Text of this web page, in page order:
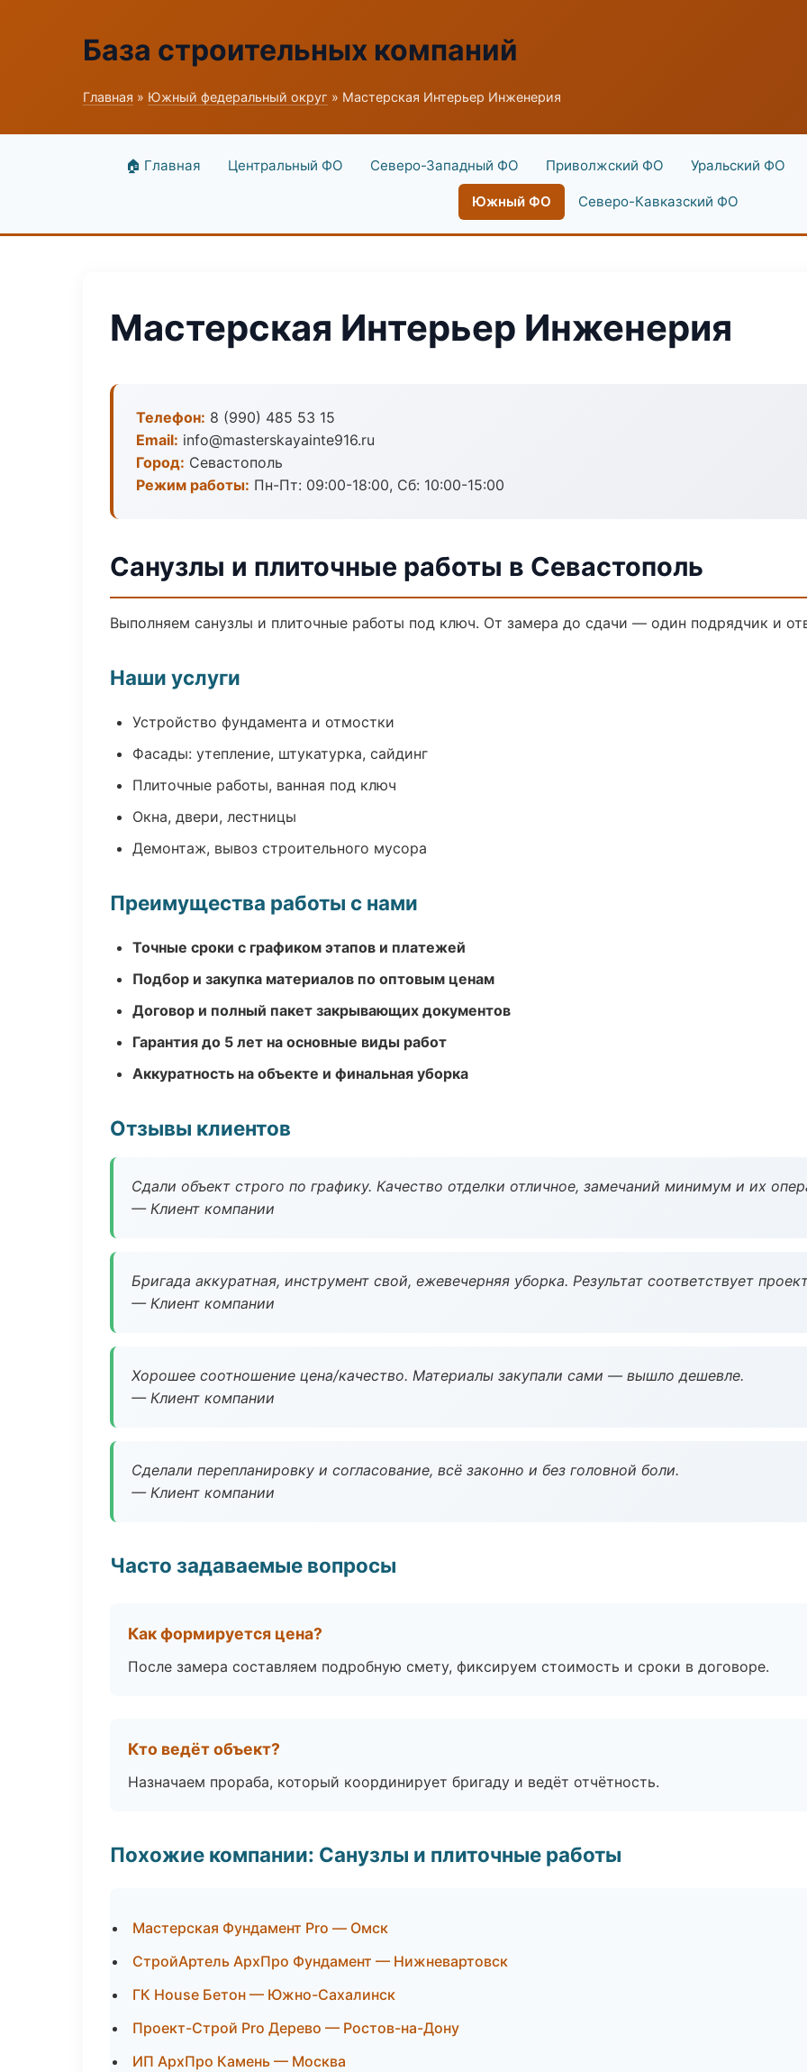
База строительных компаний
Главная » Южный федеральный округ » Мастерская Интерьер Инженерия
🏠 Главная Центральный ФО Северо-Западный ФО Приволжский ФО Уральский ФО
Южный ФО Северо-Кавказский ФО
Мастерская Интерьер Инженерия
Телефон: 8 (990) 485 53 15
Email: info@masterskayainte916.ru
Город: Севастополь
Режим работы: Пн-Пт: 09:00-18:00, Сб: 10:00-15:00
Санузлы и плиточные работы в Севастополь
Выполняем санузлы и плиточные работы под ключ. От замера до сдачи — один подрядчик и
Наши услуги
Устройство фундамента и отмостки
Фасады: утепление, штукатурка, сайдинг
Плиточные работы, ванная под ключ
Окна, двери, лестницы
Демонтаж, вывоз строительного мусора
Преимущества работы с нами
Точные сроки с графиком этапов и платежей
Подбор и закупка материалов по оптовым ценам
Договор и полный пакет закрывающих документов
Гарантия до 5 лет на основные виды работ
Аккуратность на объекте и финальная уборка
Отзывы клиентов
Сдали объект строго по графику. Качество отделки отличное, замечаний минимум и их
— Клиент компании
Бригада аккуратная, инструмент свой, ежевечерняя уборка. Результат соответствует
— Клиент компании
Хорошее соотношение цена/качество. Материалы закупали сами — вышло дешевле.
— Клиент компании
Сделали перепланировку и согласование, всё законно и без головной боли.
— Клиент компании
Часто задаваемые вопросы
Как формируется цена?
После замера составляем подробную смету, фиксируем стоимость и сроки в договоре.
Кто ведёт объект?
Назначаем прораба, который координирует бригаду и ведёт отчётность.
Похожие компании: Санузлы и плиточные работы
Мастерская Фундамент Pro — Омск
СтройАртель АрхПро Фундамент — Нижневартовск
ГК House Бетон — Южно-Сахалинск
Проект-Строй Pro Дерево — Ростов-на-Дону
ИП АрхПро Камень — Москва